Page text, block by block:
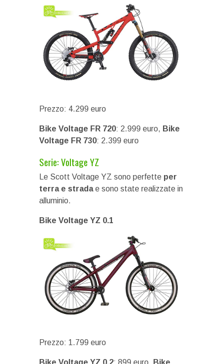
Prezzo: 4.299 euro
Bike Voltage FR 720: 2.999 euro, Bike
Voltage FR 730: 2.399 euro
Serie: Voltage YZ
Le Scott Voltage YZ sono perfette per
terra e stradae sono state realizzate in
alluminio.
Bike Voltage YZ 0.1
Prezzo: 1.799 euro
Bike Voltage YZ 0.2: 899 euro, Bike